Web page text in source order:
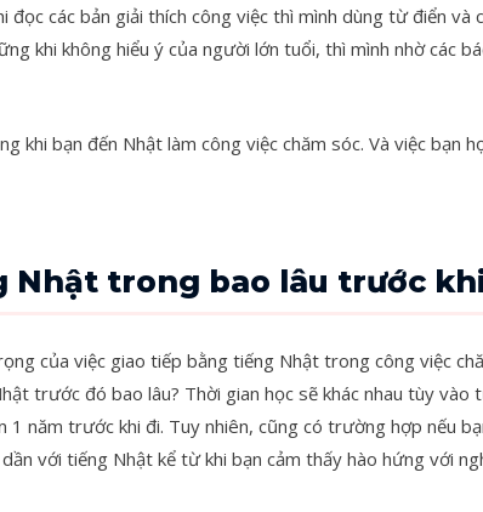
đọc các bản giải thích công việc thì mình dùng từ điển
khi không hiểu ý của người lớn tuổi, thì mình nhờ các
khi bạn đến Nhật làm công việc chăm sóc. Và việc bạn
Nhật trong bao lâu trước
của việc giao tiếp bằng tiếng Nhật trong công việc
trước đó bao lâu? Thời gian học sẽ khác nhau tùy
năm trước khi đi. Tuy nhiên, cũng có trường hợp nếu
với tiếng Nhật kể từ khi bạn cảm thấy hào hứng với